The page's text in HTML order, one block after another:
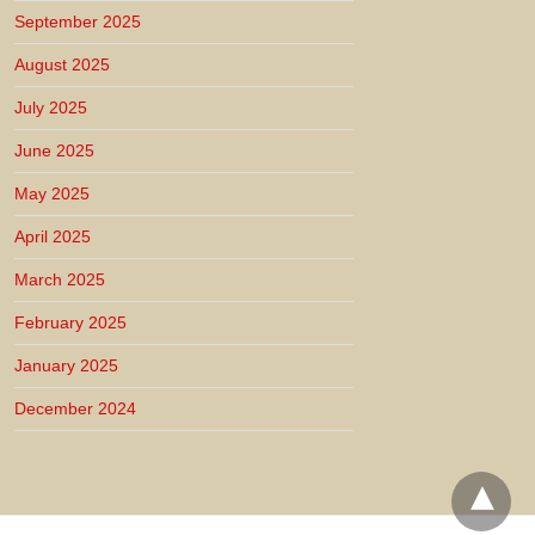
September 2025
August 2025
July 2025
June 2025
May 2025
April 2025
March 2025
February 2025
January 2025
December 2024